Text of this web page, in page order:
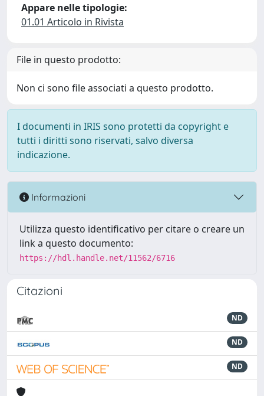
Appare nelle tipologie:
01.01 Articolo in Rivista
File in questo prodotto:
Non ci sono file associati a questo prodotto.
I documenti in IRIS sono protetti da copyright e
tutti i diritti sono riservati, salvo diversa
indicazione.
Informazioni
Utilizza questo identificativo per citare o creare un
link a questo documento:
https://hdl.handle.net/11562/6716
Citazioni
ND
ND
ND